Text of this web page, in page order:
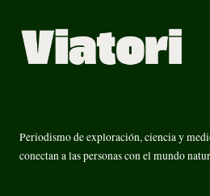
Periodismo de exploración, ciencia y
conectan a las personas con el mundo